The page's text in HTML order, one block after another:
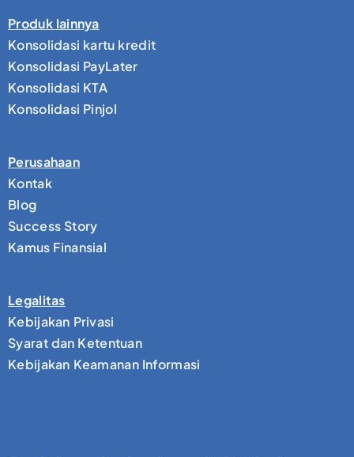
Produk lainnya
Konsolidasi kartu kredit
Konsolidasi PayLater
Konsolidasi KTA
Konsolidasi Pinjol
Perusahaan
Kontak
Blog
Success Story
Kamus Finansial
Legalitas
Kebijakan Privasi
Syarat dan Ketentuan
Kebijakan Keamanan Informasi